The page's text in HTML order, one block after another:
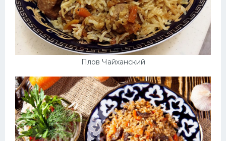
Плов Чайханский